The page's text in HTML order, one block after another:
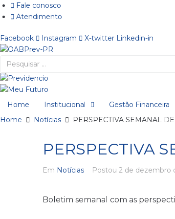
Ir
para
conteúdo
Fale conosco
Atendimento
Facebook Instagram X-twitter Linkedin-in
Pesquisar
…
Home Institucional Gestão Financeira
Home
Notícias PERSPECTIVA SEMANAL
PERSPECTIVA
Em Notícias Postou 2 de dezembro
Boletim semanal com as